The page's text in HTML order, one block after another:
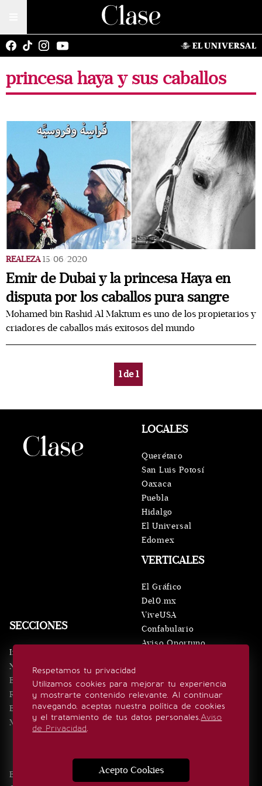
princesa haya y sus caballos
REALEZA 15/06/2020
Emir de Dubai y la princesa Haya en
disputa por los caballos pura sangre
Mohamed bin Rashid Al Maktum es uno de los propietarios y
criadores de caballos más exitosos del mundo
1de1
Respetamos tu privacidad
Utilizamos cookies para mejorar tu experiencia
y mostrarte contenido relevante. Al continuar
navegando, aceptas nuestra política de cookies
y el tratamiento de tus datos personales.Aviso
de Privacidad.
Acepto Cookies
SECCIONES
Inicio
Noticias
Eventos
Realeza
Estilo de vida
Minuto x Minuto
VERTICALES
El Gráfico
De10.mx
ViveUSA
Confabulario
Aviso Oportuno
LOCALES
Querétaro
San Luis Potosí
Oaxaca
Puebla
Hidalgo
El Universal
Edomex
SÍGUENOS
Edición Impresa Noticias Quiénes somos